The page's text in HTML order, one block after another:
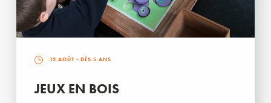
12 AOÛT - DÈS 5 ANS
JEUX EN BOIS